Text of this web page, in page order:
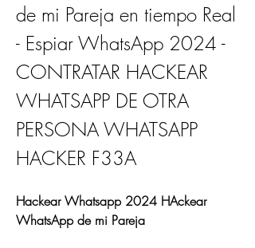
de mi Pareja en tiempo Real
- Espiar WhatsApp 2024 -
CONTRATAR HACKEAR
WHATSAPP DE OTRA
PERSONA WHATSAPP
HACKER F33A
Hackear Whatsapp 2024 HAckear
WhatsApp de mi Pareja